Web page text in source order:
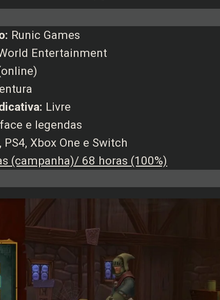
Runic Games
Entertainment
Livre
e legendas
PS4, Xbox One e Switch
(campanha)/ 68 horas (100%)